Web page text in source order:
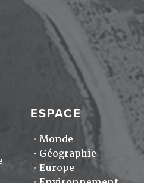
ESPACE
Monde
Géographie
Europe